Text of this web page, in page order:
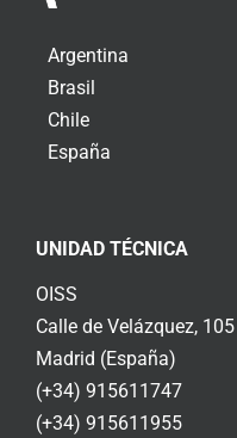
Argentina
Brasil
Chile
España
UNIDAD TÉCNICA
OISS
Calle de Velázquez, 105
Madrid (España)
(+34) 915611747
(+34) 915611955